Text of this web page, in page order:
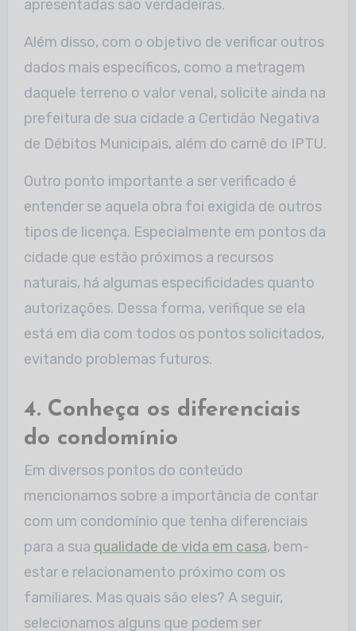
apresentadas são verdadeiras.
Além disso, com o objetivo de verificar outros
dados mais específicos, como a metragem
daquele terreno o valor venal, solicite ainda na
prefeitura de sua cidade a Certidão Negativa
de Débitos Municipais, além do carnê do IPTU.
Outro ponto importante a ser verificado é
entender se aquela obra foi exigida de outros
tipos de licença. Especialmente em pontos da
cidade que estão próximos a recursos
naturais, há algumas especificidades quanto
autorizações. Dessa forma, verifique se ela
está em dia com todos os pontos solicitados,
evitando problemas futuros.
4. Conheça os diferenciais
do condomínio
Em diversos pontos do conteúdo
mencionamos sobre a importância de contar
com um condomínio que tenha diferenciais
para a sua qualidade de vida em casa, bem-
estar e relacionamento próximo com os
familiares. Mas quais são eles? A seguir,
selecionamos alguns que podem ser